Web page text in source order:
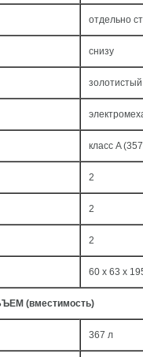
отдельно
снизу
класс A
2
2
2
60 x 63 x
(вместимость)
367 л